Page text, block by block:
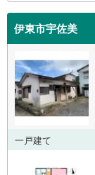
伊東市宇佐美
一戸建て